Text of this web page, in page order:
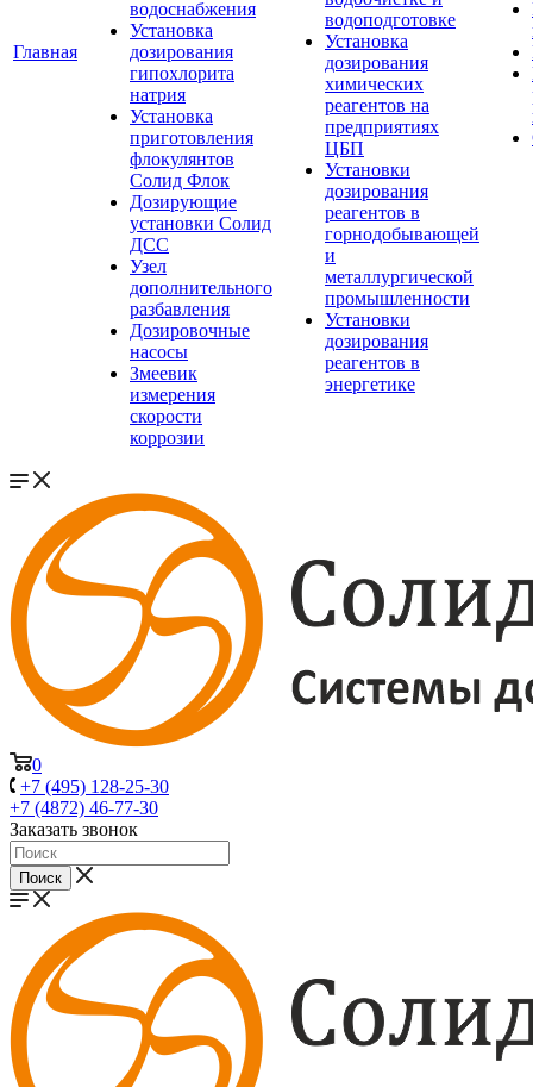
Главная
водоснабжения
Установка
дозирования
гипохлорита
натрия
Установка
приготовления
флокулянтов
Солид Флок
Дозирующие
установки Солид
ДСС
Узел
дополнительного
разбавления
Дозировочные
насосы
Змеевик
измерения
скорости
коррозии
водоподготовке
Установка
дозирования
химических
реагентов на
предприятиях
ЦБП
Установки
дозирования
реагентов в
горнодобывающей
и
металлургической
промышленности
Установки
дозирования
реагентов в
энергетике
0
+7 (495) 128-25-30
+7 (4872) 46-77-30
Заказать звонок
Поиск